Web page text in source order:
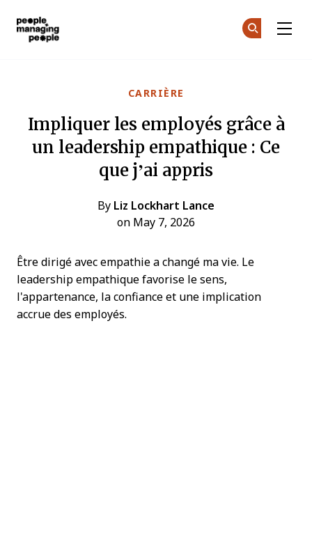
CARRIÈRE
Impliquer les employés grâce à
un leadership empathique : Ce
que j’ai appris
By Liz Lockhart Lance
on May 7, 2026
Être dirigé avec empathie a changé ma vie. Le
leadership empathique favorise le sens,
l'appartenance, la confiance et une implication
accrue des employés.